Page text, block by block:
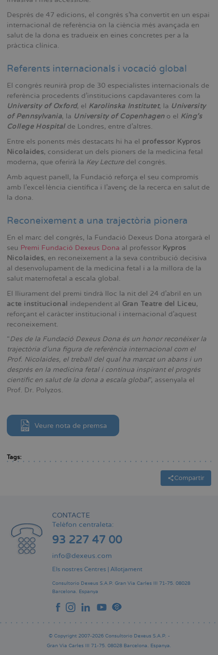
Després de 47 edicions, el congrés s’ha convertit en un espai
internacional de referència on la ciència més avançada en
salut de la dona es tradueix en eines concretes per a la
pràctica clínica.
Referents internacionals i vocació global
El congrés reunirà prop de 30 especialistes internacionals de
referència procedents d’institucions capdavanteres com la
University of Oxford, el Karolinska Institutet, la University
of Pennsylvania, la University of Copenhagen o el King’s
College Hospitalde Londres, entre d’altres.
Entre els ponents més destacats hi ha el professor Kypros
Nicolaides, considerat un dels pioners de la medicina fetal
moderna, que oferirà la Key Lecture del congrés.
Amb aquest panell, la Fundació reforça el seu compromís
amb l’excel·lència científica i l’avenç de la recerca en salut de
la dona.
Reconeixement a una trajectòria pionera
En el marc del congrés, la Fundació Dexeus Dona atorgarà el
seu Premi Fundació Dexeus Dona al professor Kypros
Nicolaides, en reconeixement a la seva contribució decisiva
al desenvolupament de la medicina fetal i a la millora de la
salut maternofetal a escala global.
El lliurament del premi tindrà lloc la nit del 24 d’abril en un
acte institucional
independent al Gran Teatre del Liceu,
reforçant el caràcter institucional i internacional d’aquest
reconeixement.
“Des de la Fundació Dexeus Dona és un honor reconèixer la
trajectòria d’una figura de referència internacional com el
Prof. Nicolaides, el treball del qual ha marcat un abans i un
després en la medicina fetal i continua inspirant el progrés
científic en salut de la dona a escala global”, assenyala el
Prof. Dr. Polyzos.
Veure nota de premsa
Tags:
Compartir
CONTACTE
Telèfon centraleta:
93 227 47 00
info@dexeus.com
Els nostres Centres Allotjament
Consultorio Dexeus S.A.P. Gran Via Carles III 71-75. 08028
Barcelona. Espanya
© Copyright 2007-2026 Consultorio Dexeus S.A.P. -
Gran Via Carles III 71-75. 08028 Barcelona. Espanya.